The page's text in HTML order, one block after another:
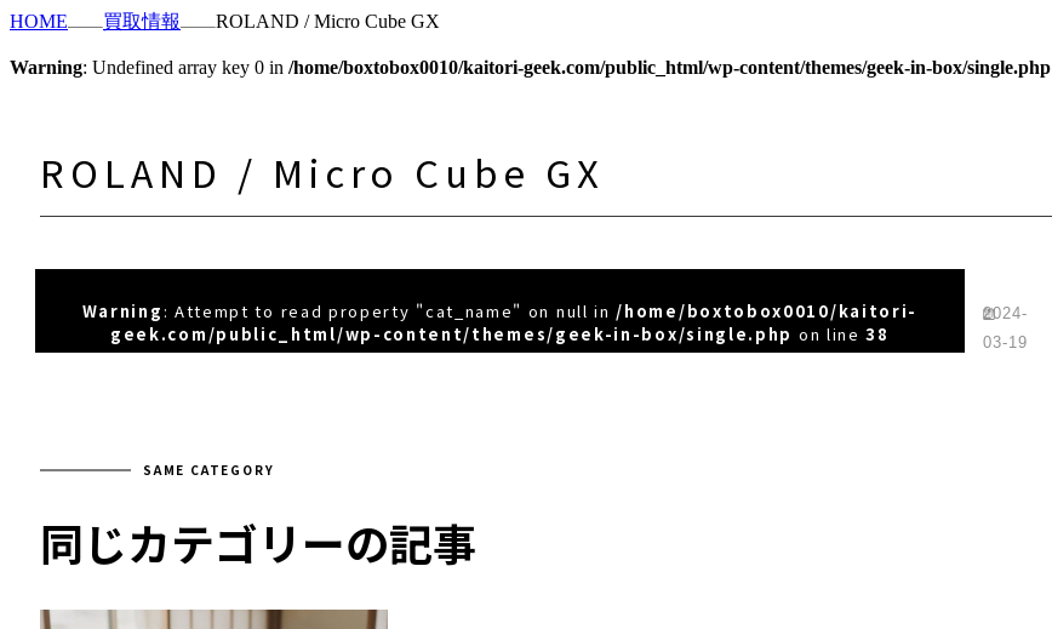
HOME 買取情報 ROLAND / Micro Cube GX
Warning: Undefined array key 0 in /home/boxtobox0010/kaitori-geek.com/public_html/wp-content/themes/geek-in-box/single.php
ROLAND / Micro Cube GX
Warning : Attempt to read property "cat_name" on null in/home/boxtobox0010/kaitori-
geek.com/public_html/wp-content/themes/geek-in-box/single.php on line38
2024-
03-19
SAME CATEGORY
同じカテゴリーの記事